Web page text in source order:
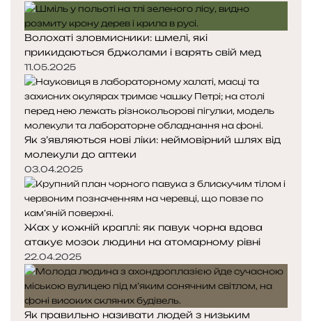
Волохаті зловмисники: шмелі, які
прикидаються бджолами і варять свій мед
11.05.2025
Як з’являються нові ліки: неймовірний шлях від
молекули до аптеки
03.04.2025
Жах у кожній краплі: як павук чорна вдова
атакує мозок людини на атомарному рівні
22.04.2025
Як правильно називати людей з низьким